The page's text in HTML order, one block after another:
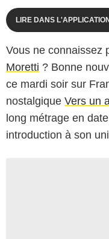
LIRE DANS
Vous ne connaissez
Moretti ? Bonne
ce mardi soir sur
nostalgique Vers un
long métrage en
introduction à son